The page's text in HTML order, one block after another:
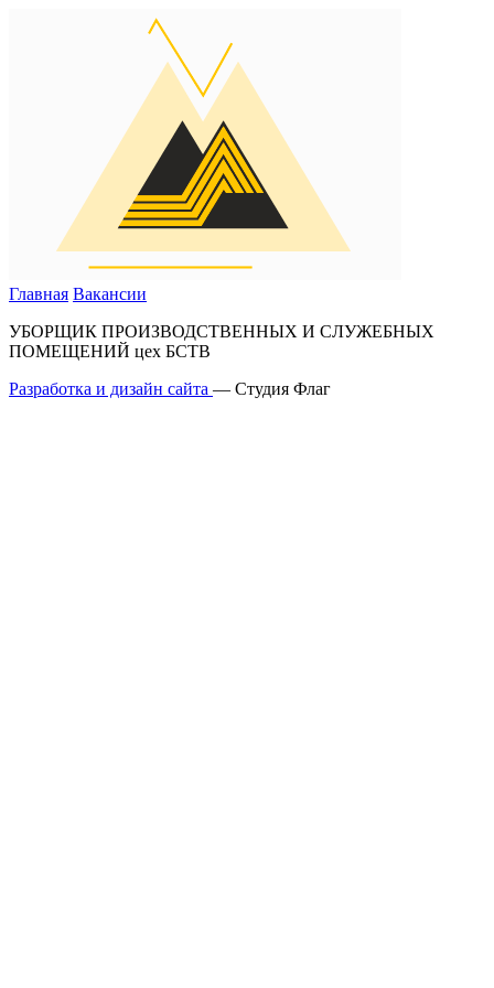
Главная Вакансии
УБОРЩИК ПРОИЗВОДСТВЕННЫХ И СЛУЖЕБНЫХ
ПОМЕЩЕНИЙ цех БСТВ
Разработка и дизайн сайта — Студия Флаг